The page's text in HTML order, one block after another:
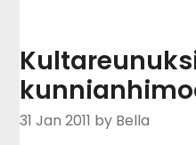
31 Jan 2011 by Bella